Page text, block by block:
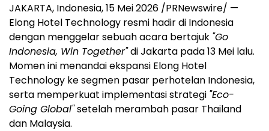
JAKARTA, Indonesia, 15 Mei 2026 /PRNewswire/ —
Elong Hotel Technology resmi hadir di Indonesia
dengan menggelar sebuah acara bertajuk "Go
Indonesia, Win Together"di Jakarta pada 13 Mei lalu.
Momen ini menandai ekspansi Elong Hotel
Technology ke segmen pasar perhotelan Indonesia,
serta memperkuat implementasi strategi "Eco-
Going Global"setelah merambah pasar Thailand
dan Malaysia.